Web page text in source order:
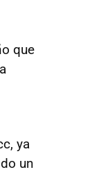
que
ya
un